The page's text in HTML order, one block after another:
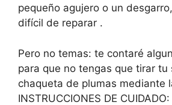
pequeño agujero o un
difícil de reparar .
Pero no temas: te contaré
para que no tengas que tirar tu
chaqueta de plumas mediante
INSTRUCCIONES DE